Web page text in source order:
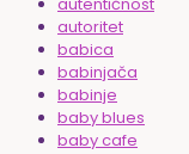
autoritet
babica
babinjača
babinje
baby blues
baby cafe